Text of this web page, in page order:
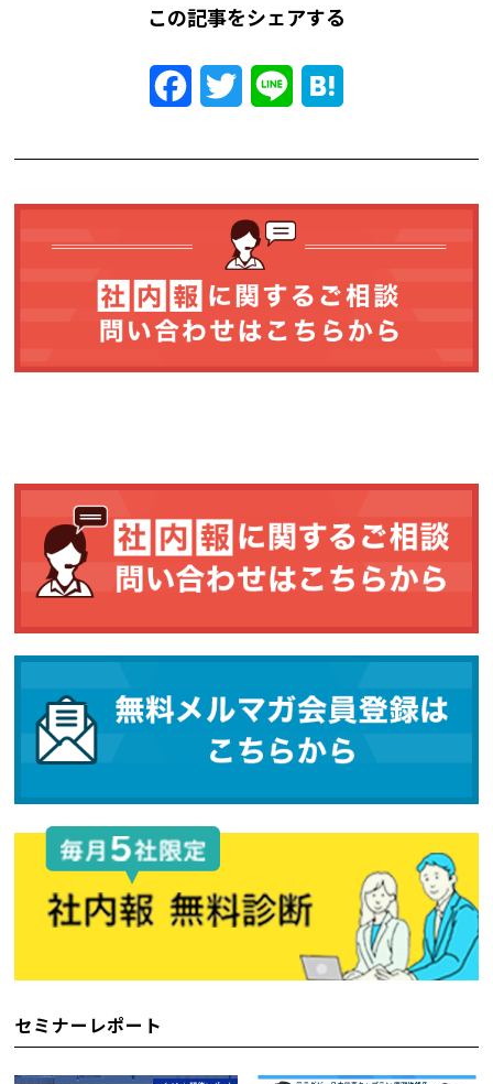
この記事をシェアする
FacebookTwitter Line
セミナーレポート